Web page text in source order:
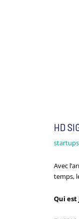
HD
startups
Avec
temps,
Qui est